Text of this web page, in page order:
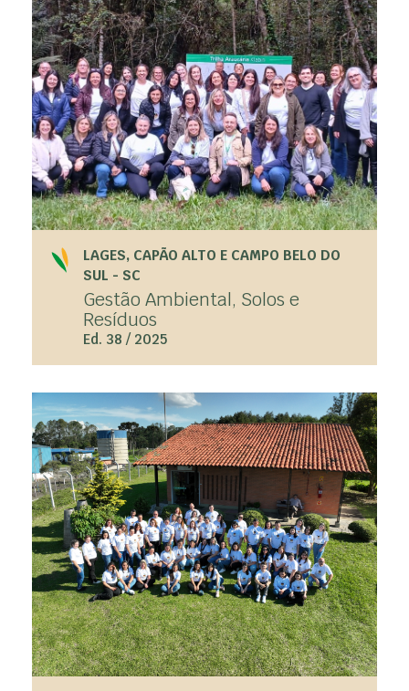
LAGES, CAPÃO ALTO E CAMPO BELO DO
SUL - SC
Gestão Ambiental, Solos e
Resíduos
Ed. 38 / 2025